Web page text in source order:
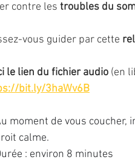
contre les troubles du
vous guider par cette
le lien du fichier audio (en
bit.ly/3haWv6B
moment de vous coucher,
calme.⠀
: environ 8 minutes⠀